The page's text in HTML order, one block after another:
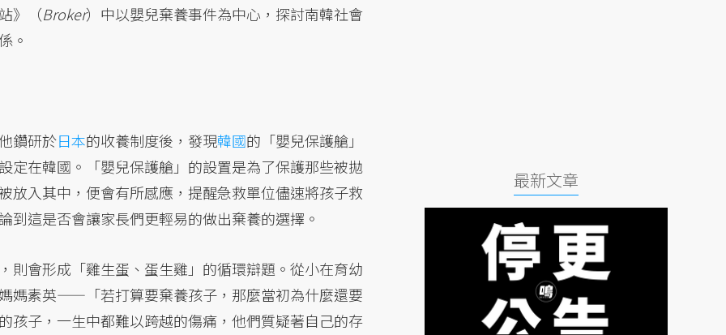
》（Broker）中以嬰兒棄養事件為中心，探討南韓社會
。
鑽研於日本的收養制度後，發現韓國的「嬰兒保護艙」
定在韓國。「嬰兒保護艙」的設置是為了保護那些被拋
放入其中，便會有所感應，提醒急救單位儘速將孩子救
到這是否會讓家長們更輕易的做出棄養的選擇。
則會形成「雞生蛋、蛋生雞」的循環辯題。從小在育幼
媽素英——「若打算要棄養孩子，那麼當初為什麼還要
孩子，一生中都難以跨越的傷痛，他們質疑著自己的存
最新文章